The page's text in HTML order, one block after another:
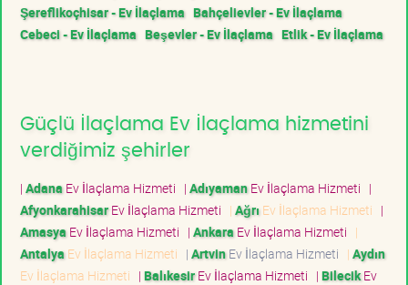
Şereflikoçhisar - Ev İlaçlama Bahçelievler - Ev İlaçlama
Cebeci - Ev İlaçlama Beşevler - Ev İlaçlama Etlik - Ev İlaçlama
Güçlü İlaçlama Ev İlaçlama hizmetini
verdiğimiz şehirler
| Adana Ev İlaçlama Hizmeti | AdıyamanEv İlaçlama Hizmeti |
AfyonkarahisarEv İlaçlama Hizmeti | Ağrı Ev İlaçlama Hizmeti |
Amasya Ev İlaçlama Hizmeti | Ankara Ev İlaçlama Hizmeti |
Antalya Ev İlaçlama Hizmeti | ArtvinEv İlaçlama Hizmeti | Aydın
Ev İlaçlama Hizmeti | BalıkesirEv İlaçlama Hizmeti | BilecikEv